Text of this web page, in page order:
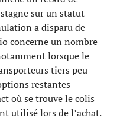
sur un statut
a disparu de
concerne un nombre
lorsque le
tiers peu
restantes
où se trouve le colis
utilisé lors de l’achat.